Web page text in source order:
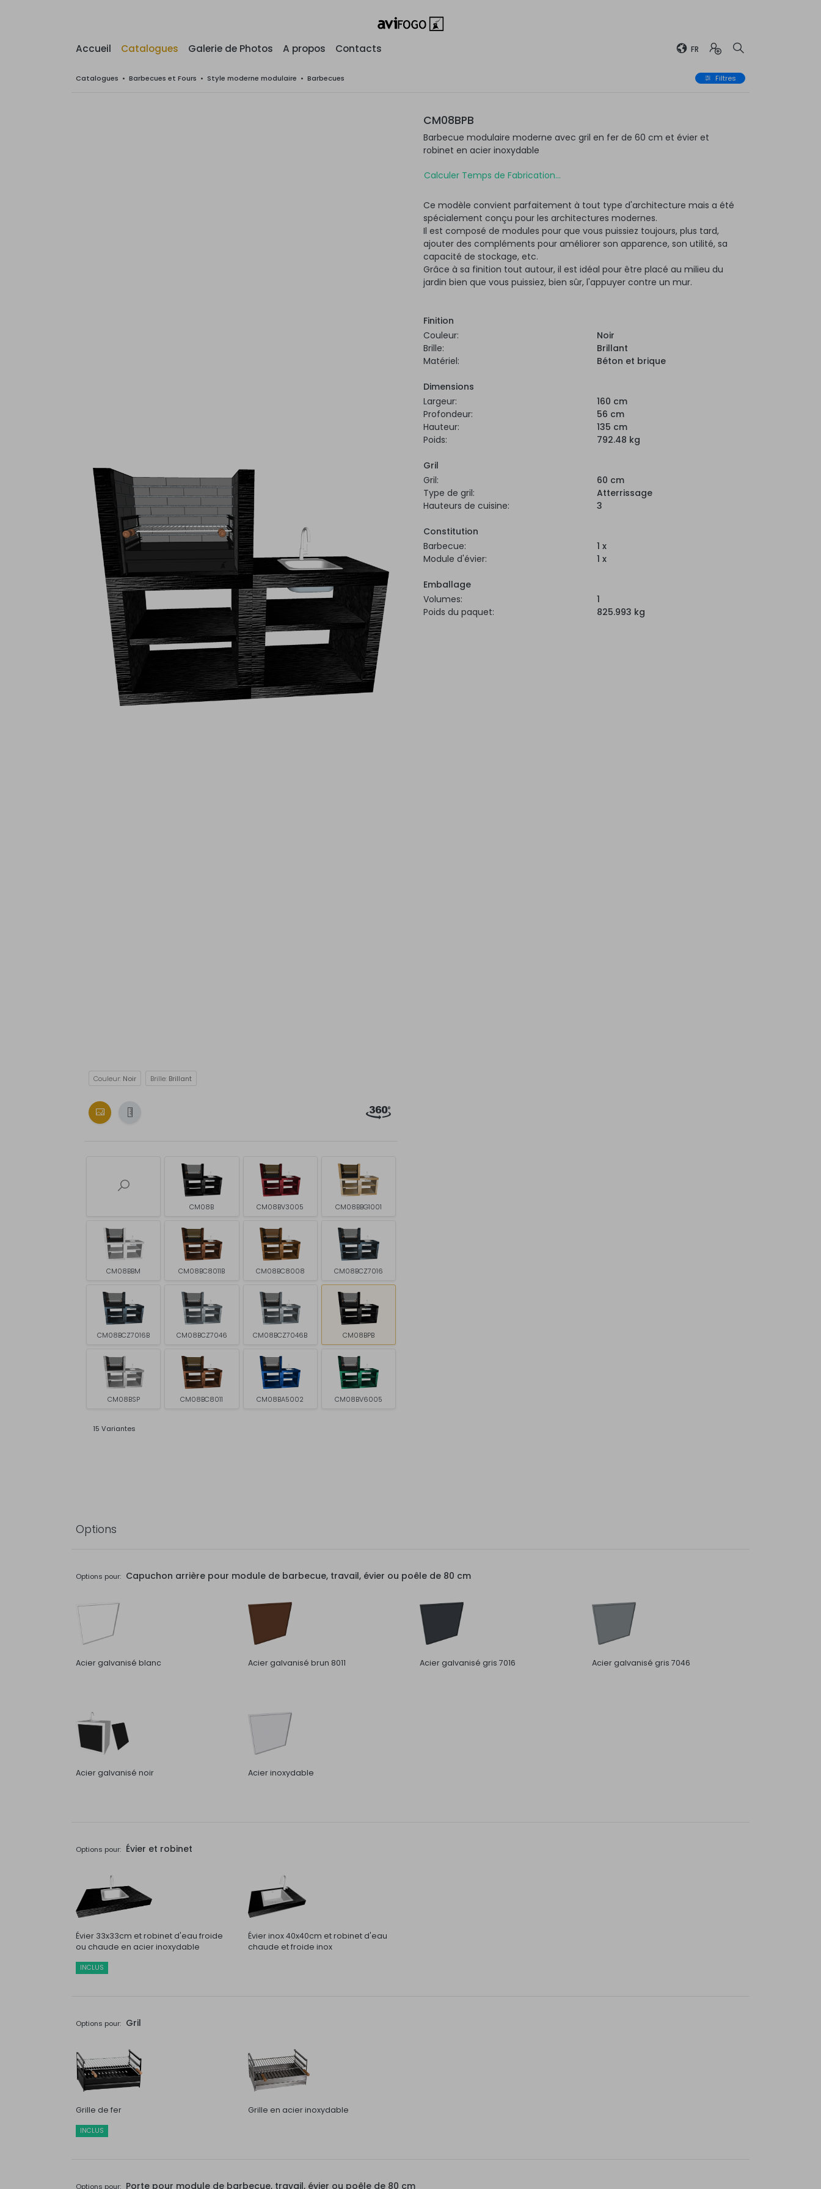
Accueil Catalogues Galerie de Photos A propos Contacts FR
Catalogues • Barbecues et Fours • Style moderne modulaire • Barbecues Filtres
Couleur: Noir Brille: Brillant
CM08B CM08BV3005 CM08BBG1001
CM08BBM CM08BC8011B CM08BC8008 CM08BCZ7016
CM08BCZ7016B CM08BCZ7046 CM08BCZ7046B CM08BPB
CM08BSP CM08BC8011 CM08BA5002 CM08BV6005
15 Variantes
CM08BPB
Barbecue modulaire moderne avec gril en fer de 60 cm et évier et
robinet en acier inoxydable
Calculer Temps de Fabrication...
Ce modèle convient parfaitement à tout type d'architecture mais a été
spécialement conçu pour les architectures modernes.
Il est composé de modules pour que vous puissiez toujours, plus tard,
ajouter des compléments pour améliorer son apparence, son utilité, sa
capacité de stockage, etc.
Grâce à sa finition tout autour, il est idéal pour être placé au milieu du
jardin bien que vous puissiez, bien sûr, l'appuyer contre un mur.
Finition
Couleur:
Noir
Brille:
Brillant
Matériel:
Béton et brique
Dimensions
Largeur:
160 cm
Profondeur:
56 cm
Hauteur:
135 cm
Poids:
792.48 kg
Gril
Gril:
60 cm
Type de gril:
Atterrissage
Hauteurs de cuisine:
3
Constitution
Barbecue:
1 x
Module d'évier:
1 x
Emballage
Volumes:
1
Poids du paquet:
825.993 kg
Options
Options pour: Capuchon arrière pour module de barbecue, travail, évier ou poêle de 80 cm
Acier galvanisé blanc Acier galvanisé brun 8011 Acier galvanisé gris 7016 Acier galvanisé gris 7046
Acier galvanisé noir Acier inoxydable
Options pour: Évier et robinet
Évier 33x33cm et robinet d'eau froide
ou chaude en acier inoxydable
INCLUS
Évier inox 40x40cm et robinet d'eau
chaude et froide inox
Options pour: Gril
Grille de fer
INCLUS
Grille en acier inoxydable
Options pour: Porte pour module de barbecue, travail, évier ou poêle de 80 cm